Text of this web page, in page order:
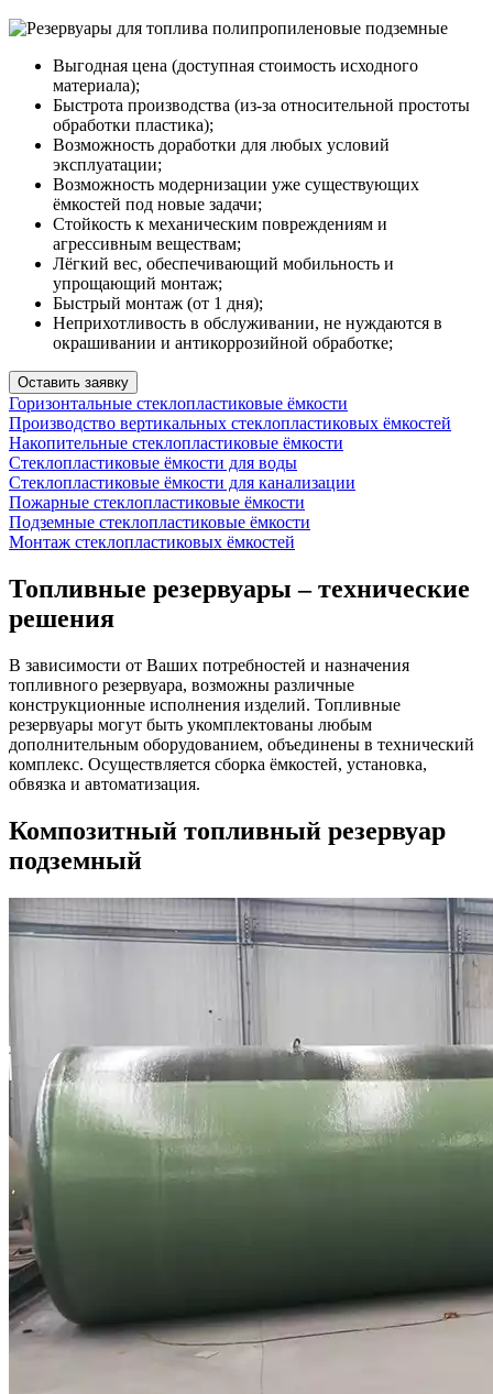
Выгодная цена (доступная стоимость исходного
материала);
Быстрота производства (из-за относительной простоты
обработки пластика);
Возможность доработки для любых условий
эксплуатации;
Возможность модернизации уже существующих
ёмкостей под новые задачи;
Стойкость к механическим повреждениям и
агрессивным веществам;
Лёгкий вес, обеспечивающий мобильность и
упрощающий монтаж;
Быстрый монтаж (от 1 дня);
Неприхотливость в обслуживании, не нуждаются в
окрашивании и антикоррозийной обработке;
Оставить заявку
Горизонтальные стеклопластиковые ёмкости
Производство вертикальных стеклопластиковых ёмкостей
Накопительные стеклопластиковые ёмкости
Стеклопластиковые ёмкости для воды
Стеклопластиковые ёмкости для канализации
Пожарные стеклопластиковые ёмкости
Подземные стеклопластиковые ёмкости
Монтаж стеклопластиковых ёмкостей
Топливные резервуары – технические
решения
В зависимости от Ваших потребностей и назначения
топливного резервуара, возможны различные
конструкционные исполнения изделий. Топливные
резервуары могут быть укомплектованы любым
дополнительным оборудованием, объединены в технический
комплекс. Осуществляется сборка ёмкостей, установка,
обвязка и автоматизация.
Композитный топливный резервуар
подземный